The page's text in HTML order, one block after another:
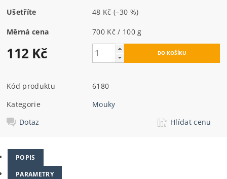
Ušetříte 48 Kč(–30 %)
Měrná cena 700 Kč / 100 g
112 Kč
Kód produktu
6180
Kategorie
Mouky
Dotaz
Hlídat cenu
POPIS
PARAMETRY